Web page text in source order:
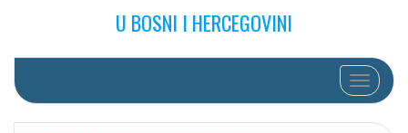
U BOSNI I HERCEGOVINI
Toggle